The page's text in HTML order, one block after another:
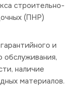
строительно-
(ПНР)
и
обслуживания,
наличие
материалов.